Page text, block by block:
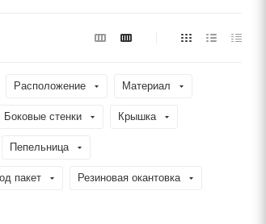
Расположение Материал
Боковые стенки Крышка
Пепельница
пакет Резиновая окантовка